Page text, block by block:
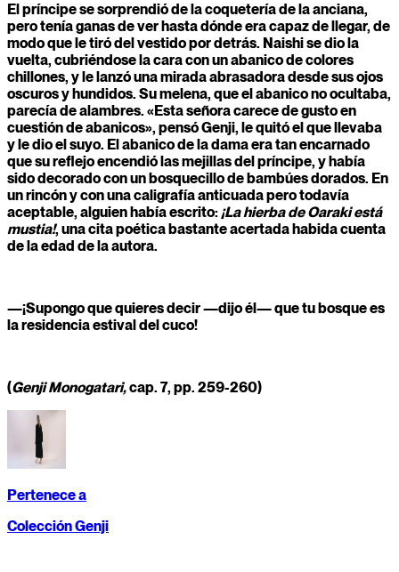
El príncipe se sorprendió de la coquetería de la anciana,
pero tenía ganas de ver hasta dónde era capaz de llegar, de
modo que le tiró del vestido por detrás. Naishi se dio la
vuelta, cubriéndose la cara con un abanico de colores
chillones, y le lanzó una mirada abrasadora desde sus ojos
oscuros y hundidos. Su melena, que el abanico no ocultaba,
parecía de alambres. «Esta señora carece de gusto en
cuestión de abanicos», pensó Genji, le quitó el que llevaba
y le dio el suyo. El abanico de la dama era tan encarnado
que su reflejo encendió las mejillas del príncipe, y había
sido decorado con un bosquecillo de bambúes dorados. En
un rincón y con una caligrafía anticuada pero todavía
aceptable, alguien había escrito:¡La hierba de Oaraki está
mustia!, una cita poética bastante acertada habida cuenta
de la edad de la autora.
—¡Supongo que quieres decir —dijo él— que tu bosque es
la residencia estival del cuco!
(Genji Monogatari,cap. 7, pp. 259-260)
Pertenece a
Colección Genji